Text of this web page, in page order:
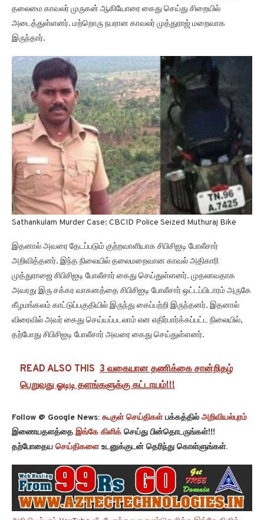
தலைமை காவலர் முருகன் ஆகியோரை கைது செய்து சிறையில்
அடைத்துள்ளனர். மற்றொரு நபரான காவலர் முத்துராஜ் மறைவாக
இருந்தார்.
Sathankulam Murder Case: CBCID Police Seized Muthuraj Bike
இதனால் அவரை தேடப்படும் குற்றவாளியாக சிபிசிஐடி போலீசார்
அறிவித்தனர். இந்த நிலையில் தலைமறைவான காவல் அதிகாரி
முத்துராஜை சிபிசிஐடி போலீசார் கைது செய்துள்ளனர். முதலாவதாக
அவரது இரு சக்கர வாகனத்தை சிபிசிஐடி போலீசார் ஒட்டப்பிடாரம் அருகே
கீழமங்கலம் காட்டுப்பகுதியில் இருந்து கைப்பற்றி இருந்தனர். இதனால்
விரைவில் அவர் கைது செய்யப்படலாம் என எதிர்பார்க்கப்பட்ட நிலையில்,
தற்போது சிபிசிஐடி போலீசார் அவரை கைது செய்துள்ளனர்.
READ ALSO THIS 3 வகையான தணிக்கை சான்றிதழ்
பெறுவது ஓடிடி தளங்களுக்கு கட்டாயம்!!!
Follow @ Google News: கூகுள் செய்திகள்பக்கத்தில் அறிவியல்புரம்
இணையதளத்தை இங்கே கிளிக் செய்து பின்தொடருங்கள்!!!
தற்போதைய செய்திகளைஉடனுக்குடன் தெரிந்து கொள்ளுங்கள்.